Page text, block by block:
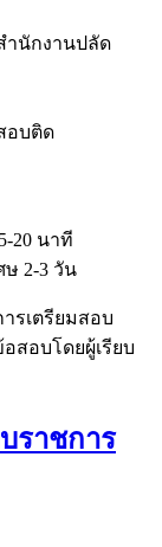
ำนักงานปลัด
อบติด
20 นาที
ษ 2-3 วัน
รเตรียมสอบ
สอบโดยผู้เรียบ
ราชการ